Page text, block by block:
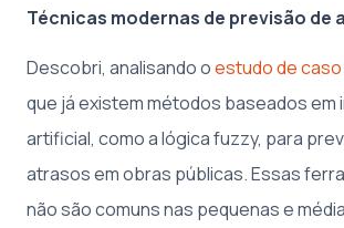
Técnicas modernas de previsão de
Descobri, analisando oestudo de caso
que já existem métodos baseados em
artificial, como a lógica fuzzy, para
atrasos em obras públicas. Essas
não são comuns nas pequenas e